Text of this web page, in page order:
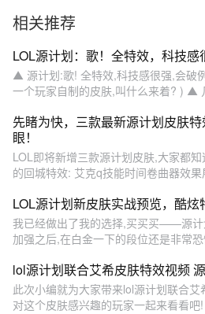
相关推荐
LOL源计划：歌！全特效，科技感
▲ 源计划:歌! 全特效,科技感很强,会破
一个玩家自制的皮肤,叫什么来着? ) ▲
先睹为快，三款最新源计划皮肤
眼！
LOL即将新增三款源计划皮肤,大家都
的回城特效: 艾克q技能时间卷曲器效
LOL源计划新皮肤实战预览，酷
我已经做出了我的选择,买买买——源
加强之后,在白金一下的段位还是非常
lol源计划联合艾希皮肤特效视频
此次小编就为大家带来lol源计划联合
对这个皮肤感兴趣的玩家一起来看看吧